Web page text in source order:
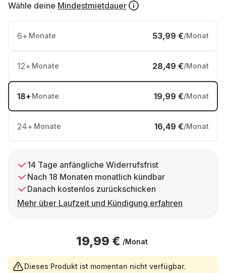
Wähle deine Mindestmietdauer
6+ Monate 53,99 €/Monat
12+ Monate 28,49 €/Monat
18+ Monate 19,99 €/Monat
24+ Monate 16,49 €/Monat
14 Tage anfängliche Widerrufsfrist
Nach 18 Monaten monatlich kündbar
Danach kostenlos zurückschicken
Mehr über Laufzeit und Kündigung erfahren
19,99 € /Monat
Dieses Produkt ist momentan nicht verfügbar.